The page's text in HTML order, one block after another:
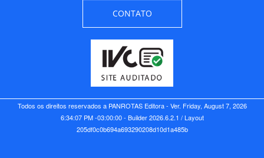
CONTATO
Todos os direitos reservados a PANROTAS Editora - Ver. Friday, August 7, 2026
6:34:07 PM -03:00:00 - Builder 2026.6.2.1 / Layout
205df0c0b694a693290208d10d1a485b